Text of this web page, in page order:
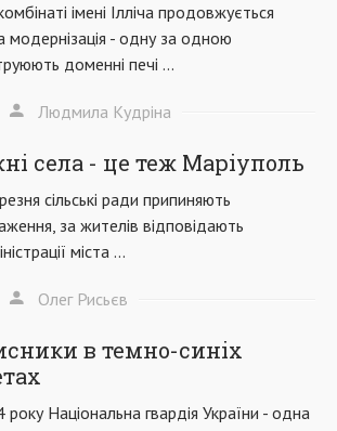
імені Ілліча продовжується
модернізація - одну за одною
доменні печі ...
Людмила Кудріна
села - це теж Маріуполь
сільські ради припиняють
за жителів відповідають
міста ...
Олег Рисьєв
в темно-синіх
Національна гвардія України - одна